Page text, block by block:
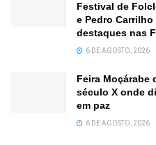
Festival de
e Pedro
destaques nas
6 DE AGOSTO, 2026
Feira Moçárabe
século X onde
em paz
6 DE AGOSTO, 2026